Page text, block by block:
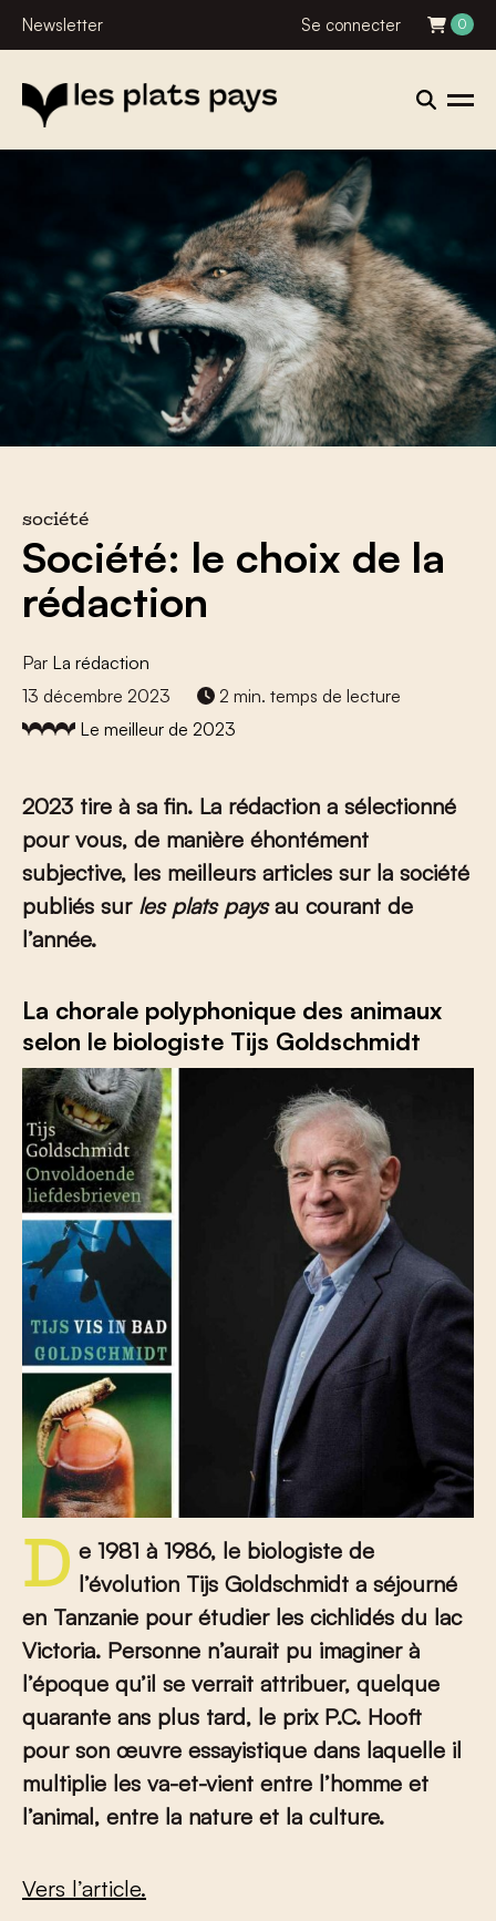
Newsletter Se connecter 0
société
Société: le choix de la
rédaction
Par La rédaction
13 décembre 2023
2 min. temps de lecture
Le meilleur de 2023
2023 tire à sa fin. La rédaction a sélectionné
pour vous, de manière éhontément
subjective, les meilleurs articles sur la société
publiés sur les plats paysau courant de
l’année.
La chorale polyphonique des animaux
selon le biologiste Tijs Goldschmidt
De 1981 à 1986, le biologiste de l’évolution Tijs Goldschmidt a séjourné
en Tanzanie pour étudier les cichlidés du lac
Victoria. Personne n’aurait pu imaginer à
l’époque qu’il se verrait attribuer, quelque
quarante ans plus tard, le prix P.C. Hooft
pour son œuvre essayistique dans laquelle il
multiplie les va-et-vient entre l’homme et
l’animal, entre la nature et la culture.
Vers l’article.